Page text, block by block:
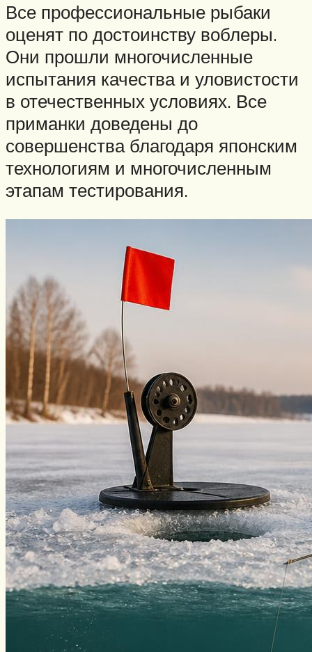
Все профессиональные рыбаки
оценят по достоинству воблеры.
Они прошли многочисленные
испытания качества и уловистости
в отечественных условиях. Все
приманки доведены до
совершенства благодаря японским
технологиям и многочисленным
этапам тестирования.